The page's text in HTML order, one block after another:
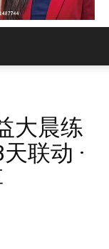
大晨练
联动 ·